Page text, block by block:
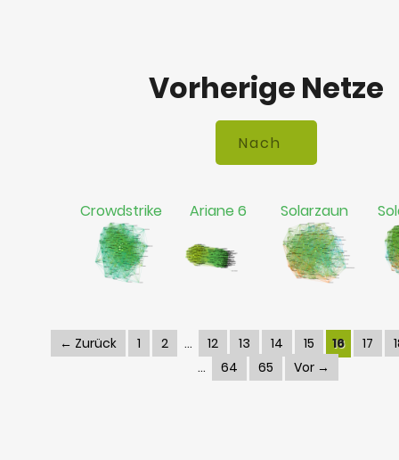
Vorherige Netze
Crowdstrike Ariane 6 Solarzaun
← Zurück 1 2 12 13 14 15 16 17
64
65 Vor →